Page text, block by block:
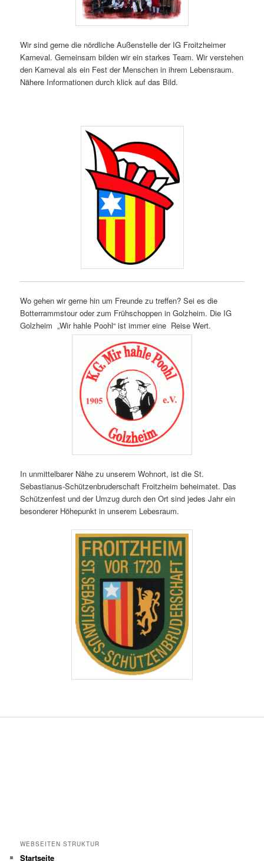
Wir sind gerne die nördliche Außenstelle der IG Froitzheimer
Karneval. Gemeinsam bilden wir ein starkes Team. Wir verstehen
den Karneval als ein Fest der Menschen in ihrem Lebensraum.
Nähere Informationen durch klick auf das Bild.
Wo gehen wir gerne hin um Freunde zu treffen? Sei es die
Botterrammstour oder zum Frühschoppen in Golzheim. Die IG
Golzheim „Wir hahle Poohl“ ist immer eine Reise Wert.
In unmittelbarer Nähe zu unserem Wohnort, ist die St.
Sebastianus-Schützenbruderschaft Froitzheim beheimatet. Das
Schützenfest und der Umzug durch den Ort sind jedes Jahr ein
besonderer Höhepunkt in unserem Lebesraum.
WEBSEITEN STRUKTUR
Startseite